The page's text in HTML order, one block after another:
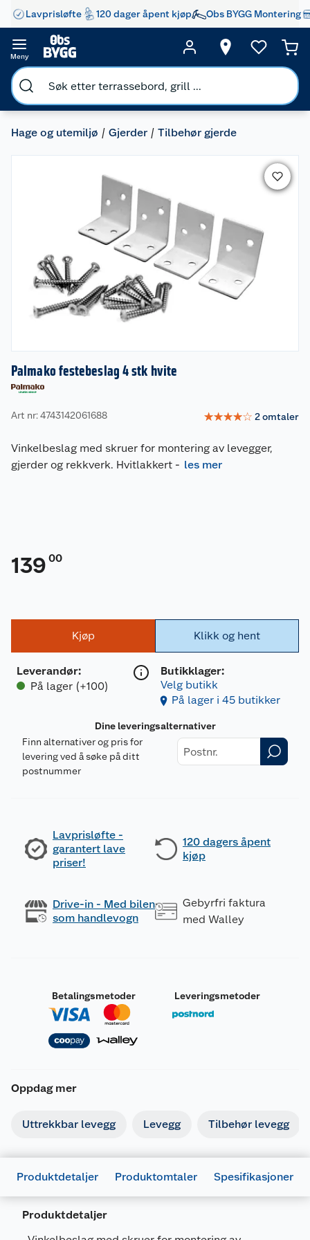
Lavprisløfte 120 dager åpent kjøp Obs BYGG Montering
Meny
Hage og utemiljø Gjerder Tilbehør gjerde
Palmako festebeslag 4 stk hvite
Art nr: 4743142061688 ☆☆☆☆☆ 2omtaler
Vinkelbeslag med skruer for montering av levegger,
gjerder og rekkverk. Hvitlakkert - les mer
139 00
Kjøp
Leverandør:
På lager (+100)
Klikk og hent
Butikklager:
Velg butikk
På lager i 45 butikker
Dine leveringsalternativer
Finn alternativer og pris for
levering ved å søke på ditt
postnummer
Lavprisløfte -
garantert lave
priser!
120 dagers åpent
kjøp
Drive-in - Med bilen
som handlevogn
Gebyrfri faktura
med Walley
Betalingsmetoder Leveringsmetoder
Oppdag mer
Uttrekkbar levegg Levegg Tilbehør levegg
Produktdetaljer Produktomtaler Spesifikasjoner
Produktdetaljer